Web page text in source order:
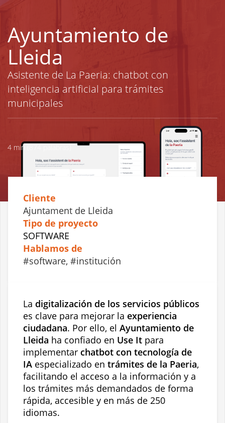
Pasar
principal
Ayuntamiento de
Lleida
Asistente de La Paeria: chatbot con
inteligencia artificial para trámites
municipales
4 min (874 palabras)
Cliente
Ajuntament de Lleida
Tipo de proyecto
SOFTWARE
Hablamos de
software
institución
La digitalización de los servicios públicos
es clave para mejorar la experiencia
ciudadana. Por ello, el Ayuntamiento de
Lleida ha confiado en Use It para
implementar chatbot con tecnología de
IA especializado en trámites de la Paeria,
facilitando el acceso a la información y a
los trámites más demandados de forma
rápida, accesible y en más de 250
idiomas.